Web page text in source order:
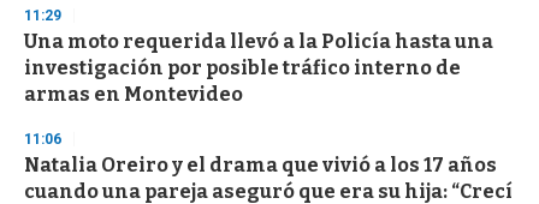
s
e
c
o
n
11:29
Una moto requerida llevó a la Policía hasta una
investigación por posible tráfico interno de
armas en Montevideo
11:06
Natalia Oreiro y el drama que vivió a los 17 años
cuando una pareja aseguró que era su hija: “Crecí